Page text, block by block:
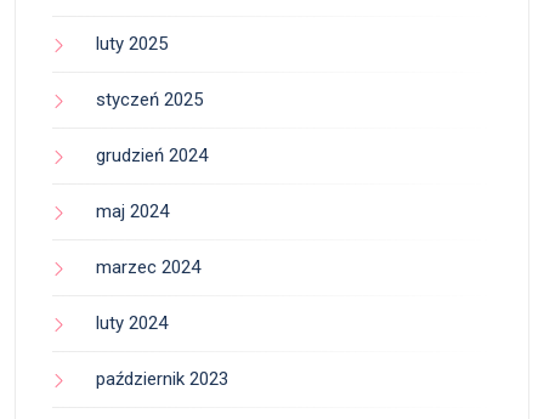
luty 2025
styczeń 2025
grudzień 2024
maj 2024
marzec 2024
luty 2024
październik 2023